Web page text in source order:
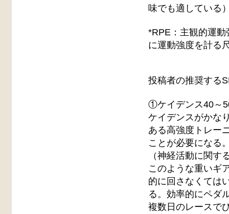
味でも適している
*RPE：主観的運
に運動強度を計る
投稿者の推奨する
①ケイデンス40～
ケイデンスがかな
ある高強度トレー
ことが必要になる
（神経活動に関
このような重いギ
的に回さなくては
る。効率的にペダ
複数日のレースで